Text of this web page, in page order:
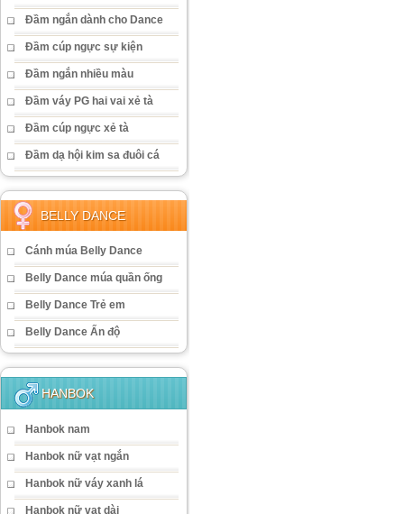
Đầm ngắn dành cho Dance
Đầm cúp ngực sự kiện
Đầm ngắn nhiều màu
Đầm váy PG hai vai xẻ tà
Đầm cúp ngực xẻ tà
Đầm dạ hội kim sa đuôi cá
BELLY DANCE
Cánh múa Belly Dance
Belly Dance múa quần ống
Belly Dance Trẻ em
Belly Dance Ấn độ
HANBOK
Hanbok nam
Hanbok nữ vạt ngắn
Hanbok nữ váy xanh lá
Hanbok nữ vạt dài